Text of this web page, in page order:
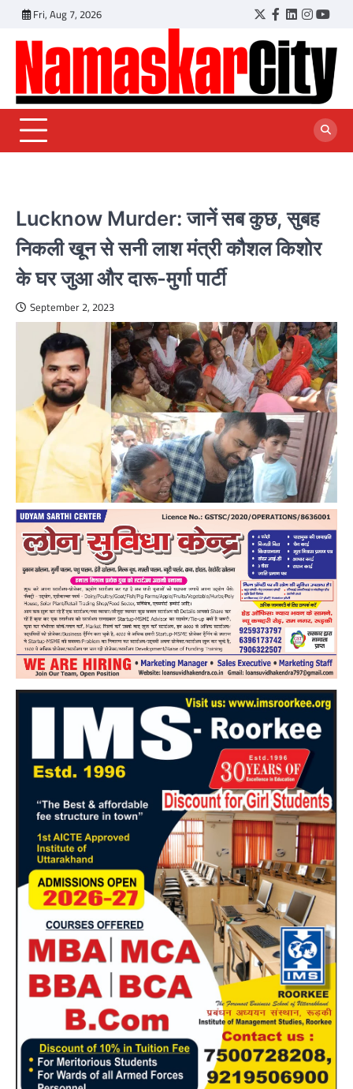
content
Fri, Aug 7, 2026 Twitter
Facebook
LinkedIn
Lucknow Murder: जानें सब कुछ, सुबह
न‍िकली खून से सनी लाश मंत्री कौशल क‍िशोर
के घर जुआ और दारू-मुर्गा पार्टी
September 2, 2023